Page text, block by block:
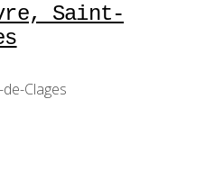
Saint-
Clages